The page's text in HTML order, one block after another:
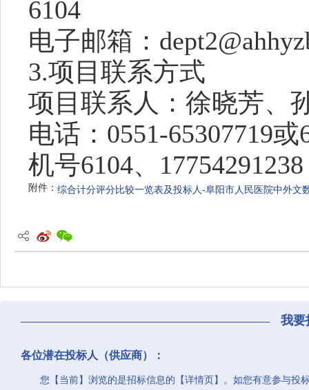
6104
电子邮箱：
3.项目联系方式
项目联系人：徐晓芳、
电话： 0551-65307719
机号6104、17754291238
附件： 综合计分评分比较一览表及投标人-阜阳市人民医院中外文
我要
各位潜在投标人（供应商）：
您【当前】浏览的是招标信息的【详情页】。如您有意参与投